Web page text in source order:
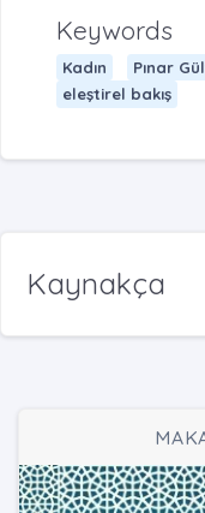
Keywords
Kadın Pınar
eleştirel bakış
Kaynakça